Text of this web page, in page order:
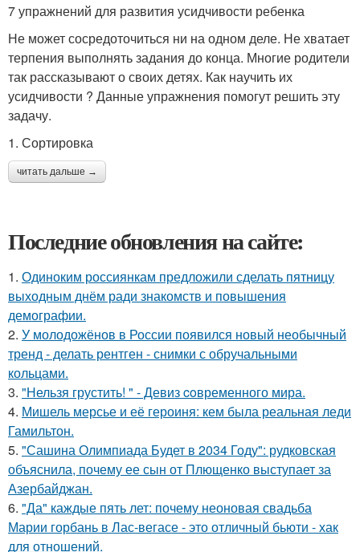
7 упражнений для развития усидчивости ребенка
Не может сосредоточиться ни на одном деле. Не хватает
терпения выполнять задания до конца. Многие родители
так рассказывают о своих детях. Как научить их
усидчивости ? Данные упражнения помогут решить эту
задачу.
1. Сортировка
читать дальше →
Последние обновления на сайте:
1. Одиноким россиянкам предложили сделать пятницу
выходным днём ради знакомств и повышения
демографии.
2. У молодожёнов в России появился новый необычный
тренд - делать рентген - снимки с обручальными
кольцами.
3. "Нельзя грустить! " - Девиз coвременного мира.
4. Мишель мерсье и её героиня: кем была реальная леди
Гамильтон.
5. "Сашина Олимпиада Будет в 2034 Году": рудковская
объяснила, почему ее сын от Плющенко выступает за
Азербайджан.
6. "Да" каждые пять лет: почему неоновая свадьба
Марии горбань в Лас-вегасе - это отличный бьюти - хак
для отношений.